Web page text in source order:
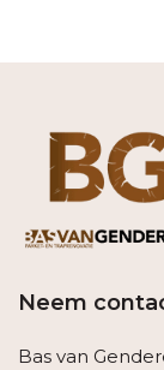
Neem
Bas van